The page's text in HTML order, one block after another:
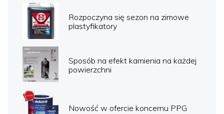
Rozpoczyna się sezon na zimowe
plastyfikatory
Sposób na efekt kamienia na każdej
powierzchni
Nowość w ofercie koncernu PPG